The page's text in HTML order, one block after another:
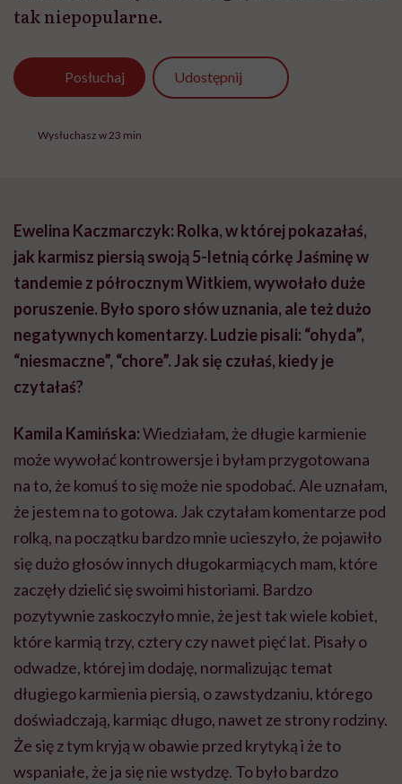
tak niepopularne.
Posłuchaj Udostępnij
Wysłuchasz w 23 min
Ewelina Kaczmarczyk: Rolka, w której pokazałaś,
jak karmisz piersią swoją 5-letnią córkę Jaśminę w
tandemie z półrocznym Witkiem, wywołało duże
poruszenie. Było sporo słów uznania, ale też dużo
negatywnych komentarzy. Ludzie pisali: “ohyda”,
“niesmaczne”, “chore”. Jak się czułaś, kiedy je
czytałaś?
Kamila Kamińska:Wiedziałam, że długie karmienie
może wywołać kontrowersje i byłam przygotowana
na to, że komuś to się może nie spodobać. Ale uznałam,
że jestem na to gotowa. Jak czytałam komentarze pod
rolką, na początku bardzo mnie ucieszyło, że pojawiło
się dużo głosów innych długokarmiących mam, które
zaczęły dzielić się swoimi historiami. Bardzo
pozytywnie zaskoczyło mnie, że jest tak wiele kobiet,
które karmią trzy, cztery czy nawet pięć lat. Pisały o
odwadze, której im dodaję, normalizując temat
długiego karmienia piersią, o zawstydzaniu, którego
doświadczają, karmiąc długo, nawet ze strony rodziny.
Że się z tym kryją w obawie przed krytyką i że to
wspaniałe, że ja się nie wstydzę. To było bardzo